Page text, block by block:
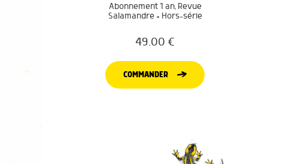
Abonnement 1 an, Revue
Salamandre + Hors-série
49.00 €
COMMANDER